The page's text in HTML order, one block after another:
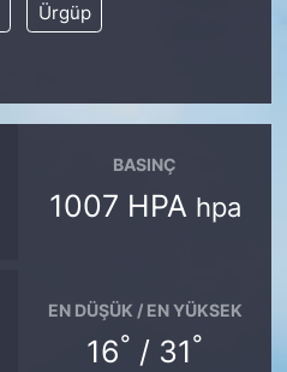
Ürgüp
BASINÇ
1007 HPA hpa
EN DÜŞÜK / EN YÜKSEK
16° / 31°